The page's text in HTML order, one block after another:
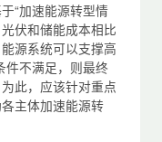
“加速能源转型情
伏和储能成本相比
源系统可以支撑高
件不满足，则最终
此，应该针对重点
主体加速能源转